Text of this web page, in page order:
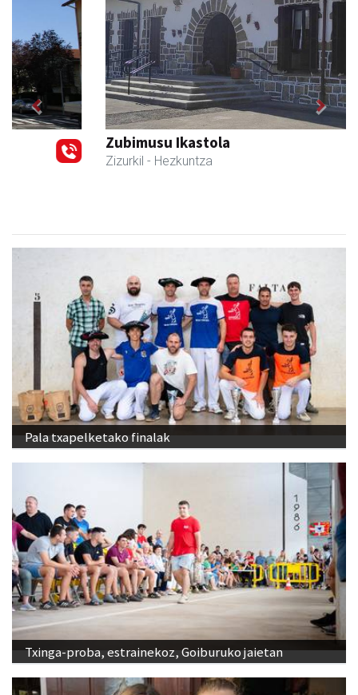
Zubimusu Ikastola
- Hezkuntza
Previous Next
Pala txapelketako finalak
Txinga-proba, estrainekoz, Goiburuko jaietan